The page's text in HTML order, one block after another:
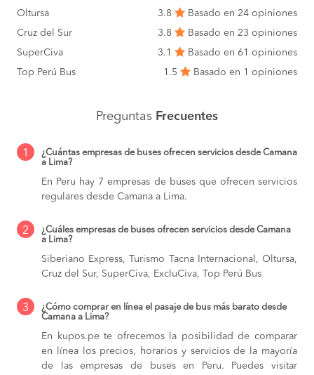
Oltursa
3.8
Basado en 24 opiniones
Cruz del Sur
3.8
Basado en 23 opiniones
SuperCiva
3.1
Basado en 61 opiniones
Top Perú Bus
1.5 Basado en 1 opiniones
Preguntas Frecuentes
1
¿Cuántas empresas de buses ofrecen servicios desde Camana
a Lima?
En Peru hay 7 empresas de buses que ofrecen servicios
regulares desde Camana a Lima.
2
¿Cuáles empresas de buses ofrecen servicios desde Camana
a Lima?
Siberiano Express, Turismo Tacna Internacional, Oltursa,
Cruz del Sur, SuperCiva, ExcluCiva, Top Perú Bus
3
¿Cómo comprar en línea el pasaje de bus más barato desde
Camana a Lima?
En kupos.pe te ofrecemos la posibilidad de comparar
en línea los precios, horarios y servicios de la mayoría
de las empresas de buses en Peru. Puedes visitar